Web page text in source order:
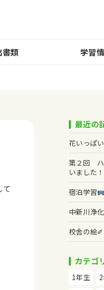
書類 学習
最近の
花いっぱ
第２回 ハ
いました！
宿泊学習
中新川浄
校舎の絵✐
カテゴ
1年生